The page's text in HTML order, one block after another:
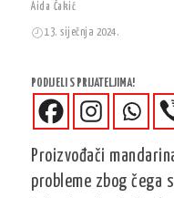
Aida Čakić
13. siječnja 2024.
PODIJELI S PRIJATELJIMA!
Proizvođači
probleme zbog čega